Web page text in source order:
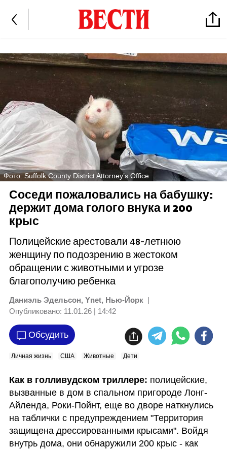
Фото: Suffolk County District Attorney’s Office
Соседи пожаловались на бабушку:
держит дома голого внука и 200
крыс
Полицейские арестовали 48-летнюю
женщину по подозрению в жестоком
обращении с животными и угрозе
благополучию ребенка
Даниэль Эдельсон, Ynet, Нью-Йорк |
Опубликовано: 11.01.26 | 14:42
Обсудить
Личная жизнь США Животные Дети
Как в голливудском триллере: полицейские,
вызванные в дом в спальном пригороде Лонг-
Айленда, Роки-Пойнт, еще во дворе наткнулись
на таблички с предупреждением "Территория
защищена дрессированными крысами". Войдя
внутрь дома, они обнаружили 200 крыс - как